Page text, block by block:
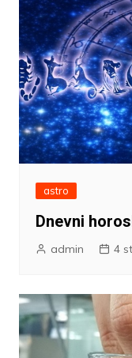
astro
Dnevni
admin 4